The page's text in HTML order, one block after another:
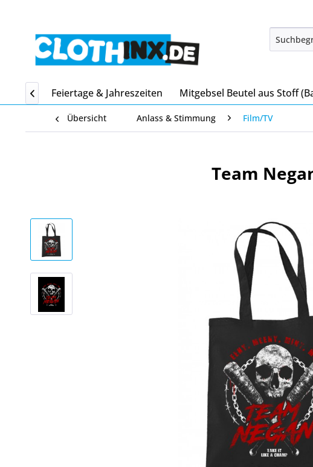
Home Feiertage & Jahreszeiten Mitgebsel Beutel aus Stoff

Übersicht Anlass & Stimmung Film/TV
Team